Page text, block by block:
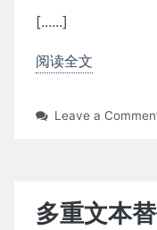
[......]
阅读全文
Leave a
多重文本